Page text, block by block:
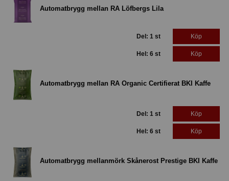
Automatbrygg mellan RA Löfbergs Lila
Del: 1 st Köp
Hel: 6 st Köp
Automatbrygg mellan RA Organic Certifierat BKI Kaffe
Del: 1 st Köp
Hel: 6 st Köp
Automatbrygg mellanmörk Skånerost Prestige BKI Kaffe